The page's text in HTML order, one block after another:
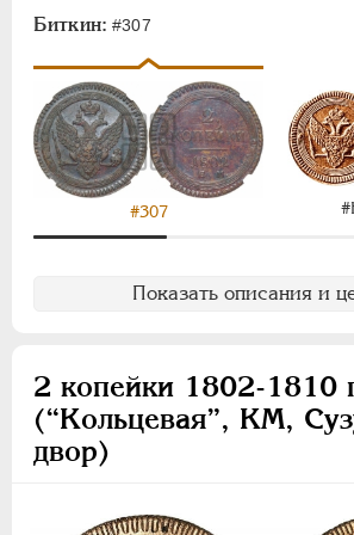
Биткин: #307
#307
Показать описания и
2 копейки 1802-1810
(“Кольцевая”, КМ,
двор)
Монетовидные
НИКОЛАЙ I 1826-1855
АЛЕКСАНДР II 1855-1881
АЛЕКСАНДР III 1881-1894
НИКОЛАЙ II 1894-1917
ВРЕМЕННОЕ ПРАВ. 1917-1918
ИНОСТРАННЫЕ